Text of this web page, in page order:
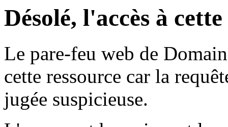
Désolé, l'accès à
Le pare-feu web de
cette ressource car la
jugée suspicieuse.